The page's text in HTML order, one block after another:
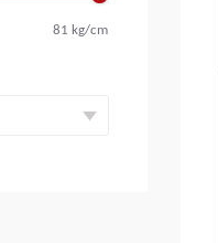
81 kg/cm